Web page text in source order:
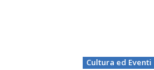
Cultura ed Eventi